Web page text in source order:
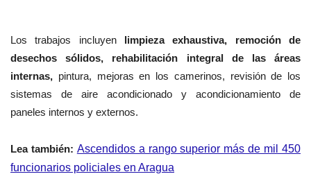
Los trabajos incluyen limpieza exhaustiva, remoción de
desechos sólidos, rehabilitación integral de las áreas
internas, pintura, mejoras en los camerinos, revisión de los
sistemas de aire acondicionado y acondicionamiento de
paneles internos y externos.
Lea también: Ascendidos a rango superior más de mil 450
funcionarios policiales en Aragua